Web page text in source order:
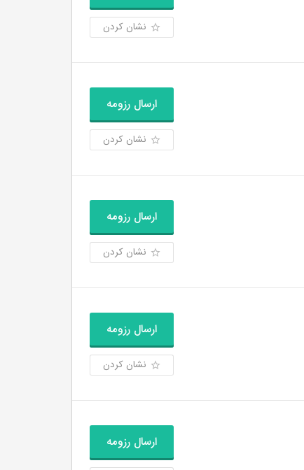
نشان کردن
ارسال رزومه
نشان کردن
ارسال رزومه
نشان کردن
ارسال رزومه
نشان کردن
ارسال رزومه